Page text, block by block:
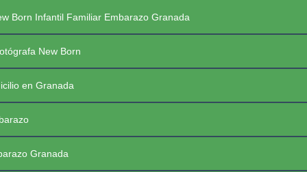
al
contenido
Born Infantil Familiar Embarazo Granada
New Born
en Granada
Granada
PREGUNTAS FRECUENTES SESIONES
PRIMERAS COMUNIONES 2026